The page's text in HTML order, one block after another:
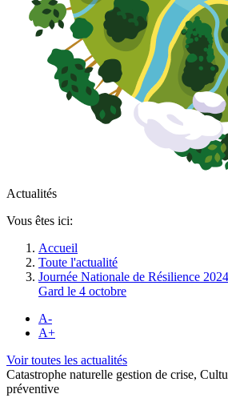
Actualités
Vous êtes ici:
Accueil
Toute l'actualité
Journée Nationale de Résilience
Gard le 4 octobre
A-
A+
Voir toutes les actualités
Catastrophe naturelle gestion de crise,
préventive